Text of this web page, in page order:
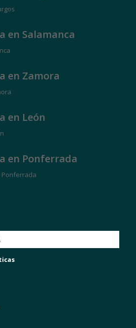
en Salamanca
en Zamora
en León
en Ponferrada
Ponferrada